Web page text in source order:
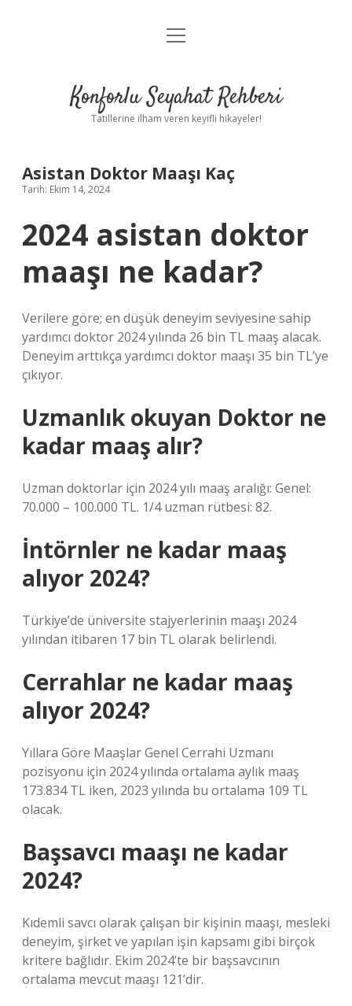
Anasayfa
Yasal Uyarı
menüyü
Konforlu Seyahat Rehberi
Tatillerine ilham veren keyifli hikayeler!
Asistan Doktor Maaşı Kaç
Tarih: Ekim 14, 2024
2024 asistan doktor
maaşı ne kadar?
Verilere göre; en düşük deneyim seviyesine sahip
yardımcı doktor 2024 yılında 26 bin TL maaş alacak.
Deneyim arttıkça yardımcı doktor maaşı 35 bin TL’ye
çıkıyor.
Uzmanlık okuyan Doktor ne
kadar maaş alır?
Uzman doktorlar için 2024 yılı maaş aralığı: Genel:
70.000 – 100.000 TL. 1/4 uzman rütbesi: 82.
İntörnler ne kadar maaş
alıyor 2024?
Türkiye’de üniversite stajyerlerinin maaşı 2024
yılından itibaren 17 bin TL olarak belirlendi.
Cerrahlar ne kadar maaş
alıyor 2024?
Yıllara Göre Maaşlar Genel Cerrahi Uzmanı
pozisyonu için 2024 yılında ortalama aylık maaş
173.834 TL iken, 2023 yılında bu ortalama 109 TL
olacak.
Başsavcı maaşı ne kadar
2024?
Kıdemli savcı olarak çalışan bir kişinin maaşı, mesleki
deneyim, şirket ve yapılan işin kapsamı gibi birçok
kritere bağlıdır. Ekim 2024’te bir başsavcının
ortalama mevcut maaşı 121’dir.